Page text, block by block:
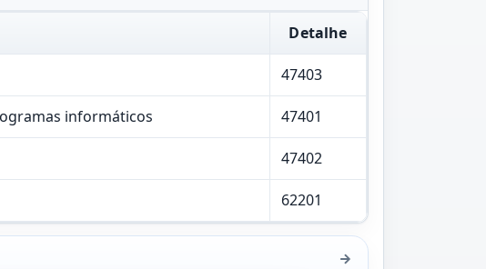
Detalhe
47403
informáticos 47401
47402
62201